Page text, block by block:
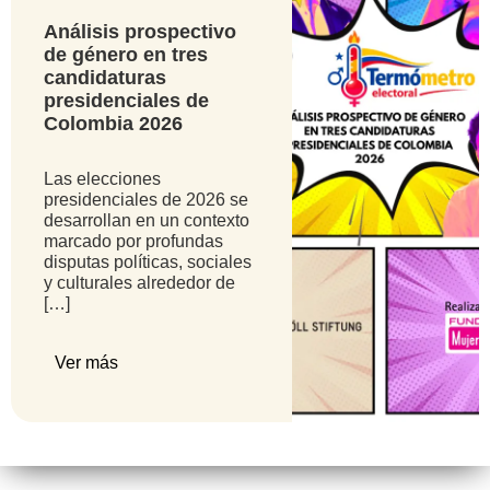
Análisis prospectivo
de género en tres
candidaturas
presidenciales de
Colombia 2026
Las elecciones
presidenciales de 2026 se
desarrollan en un contexto
marcado por profundas
disputas políticas, sociales
y culturales alrededor de
[…]
Ver más